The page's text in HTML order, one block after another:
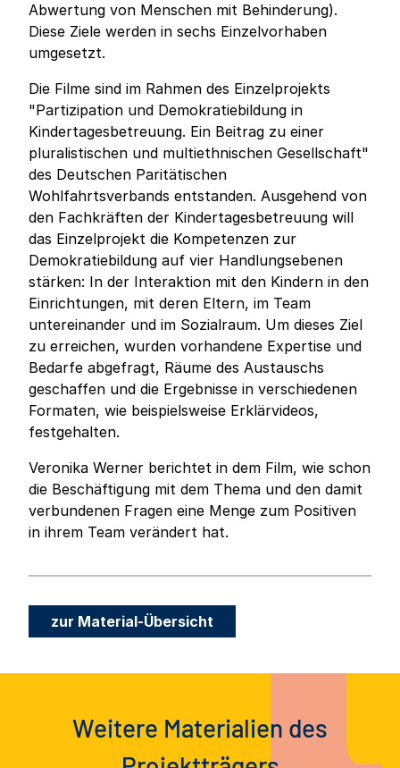
Abwertung von Menschen mit Behinderung).
Diese Ziele werden in sechs Einzelvorhaben
umgesetzt.
Die Filme sind im Rahmen des Einzelprojekts
"Partizipation und Demokratiebildung in
Kindertagesbetreuung. Ein Beitrag zu einer
pluralistischen und multiethnischen Gesellschaft"
des Deutschen Paritätischen
Wohlfahrtsverbands entstanden. Ausgehend von
den Fachkräften der Kindertagesbetreuung will
das Einzelprojekt die Kompetenzen zur
Demokratiebildung auf vier Handlungsebenen
stärken: In der Interaktion mit den Kindern in den
Einrichtungen, mit deren Eltern, im Team
untereinander und im Sozialraum. Um dieses Ziel
zu erreichen, wurden vorhandene Expertise und
Bedarfe abgefragt, Räume des Austauschs
geschaffen und die Ergebnisse in verschiedenen
Formaten, wie beispielsweise Erklärvideos,
festgehalten.
Veronika Werner berichtet in dem Film, wie schon
die Beschäftigung mit dem Thema und den damit
verbundenen Fragen eine Menge zum Positiven
in ihrem Team verändert hat.
zur Material-Übersicht
Weitere Materialien des